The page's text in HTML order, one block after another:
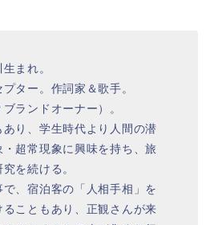
まれ。
ター。作詞家＆歌手。
ランドオーナー）。
り、学生時代より人間の潜
超常現象に興味を持ち、旅
を続ける。
、宿泊客の「人相手相」を
こともあり、正観さんが来